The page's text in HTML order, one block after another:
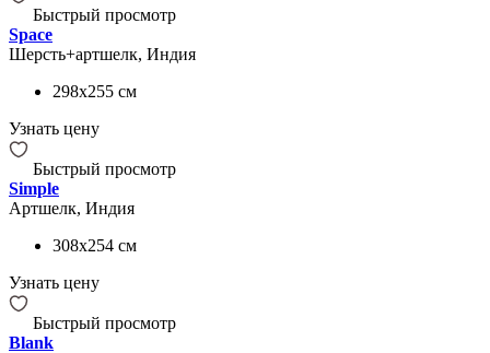
Быстрый просмотр
Space
Шерсть+артшелк, Индия
298x255 см
Узнать цену
Быстрый просмотр
Simple
Артшелк, Индия
308x254 см
Узнать цену
Быстрый просмотр
Blank